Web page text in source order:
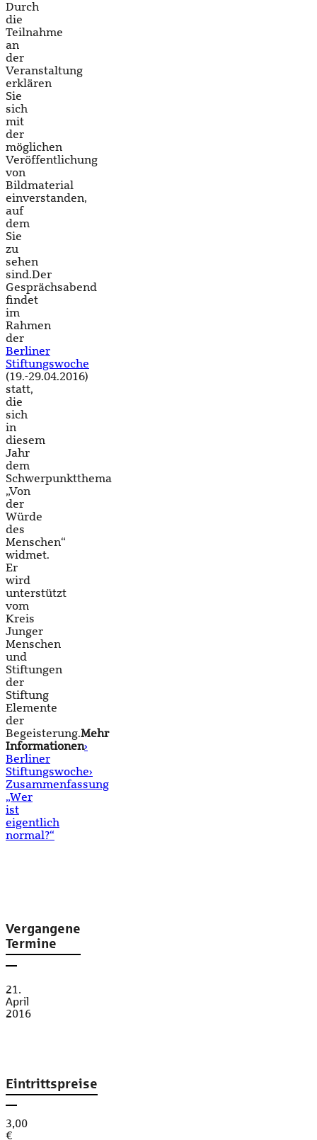
Durch
die
Teilnahme
an
der
Veranstaltung
erklären
Sie
sich
mit
der
möglichen
Veröffentlichung
von
Bildmaterial
einverstanden,
auf
dem
Sie
zu
sehen
sind.Der
Gesprächsabend
findet
im
Rahmen
der
Berliner
Stiftungswoche
(19.-29.04.2016)
statt,
die
sich
in
diesem
Jahr
dem
Schwerpunktthema
„Von
der
Würde
des
Menschen“
widmet.
Er
wird
unterstützt
vom
Kreis
Junger
Menschen
und
Stiftungen
der
Stiftung
Elemente
der
Begeisterung.Mehr
Informationen›
Berliner
Stiftungswoche›
Zusammenfassung
„Wer
ist
eigentlich
normal?“
Vergangene
Termine
21.
April
2016
Eintrittspreise
3,00
€